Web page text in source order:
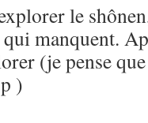
le
manquent.
(je pense
)